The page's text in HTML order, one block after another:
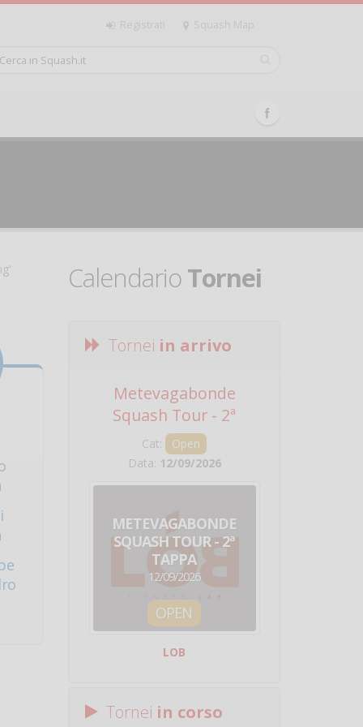
Registrati Squash Map
CalendarioTornei
Tornei in arrivo
Metevagabonde
Squash Tour - 2ª
Tappa
Cat:
Open
Data: 12/09/2026
METEVAGABONDE
SQUASH TOUR - 2ª
TAPPA
12/09/2026
OPEN
LOB
Tornei in corso